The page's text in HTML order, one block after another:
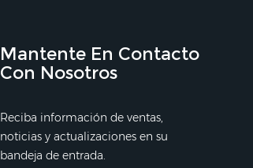
Mantente En Contacto
Con Nosotros
Reciba información de ventas,
noticias y actualizaciones en su
bandeja de entrada.